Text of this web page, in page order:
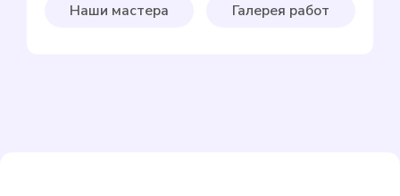
Наши мастера Галерея работ